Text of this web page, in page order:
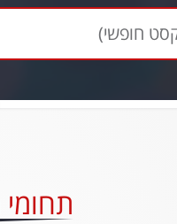
חופשי)
תחומי